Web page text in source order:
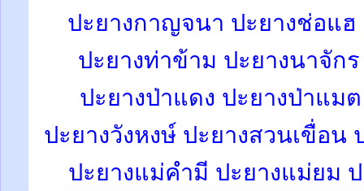
ปะยางกาญจนา ปะยางช่อแฮ
ปะยางท่าข้าม ปะยางนาจัก
ปะยางป่าแดง ปะยางป่าแม
ปะยางวังหงษ์ ปะยางสวนเขื่อน
ปะยางแม่คำมี ปะยางแม่ยม